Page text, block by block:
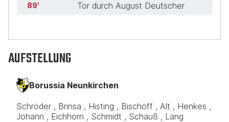
89 Tor durch August Deutscher
AUFSTELLUNG
Borussia Neunkirchen
Schröder Brinsa Histing Bischoff Alt
Henkes
Johann
Eichhorn Schmidt Schauß Lang